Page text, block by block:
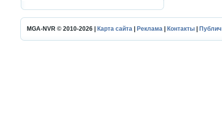
MGA-NVR © 2010-2026 |Карта сайта |Реклама |Контакты |